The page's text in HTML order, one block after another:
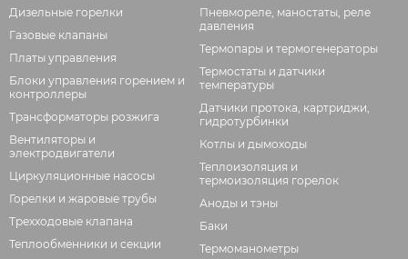
Дизельные горелки
Газовые клапаны
Платы управления
Блоки управления горением и
контроллеры
Трансформаторы розжига
Вентиляторы и
электродвигатели
Циркуляционные насосы
Горелки и жаровые трубы
Трехходовые клапана
Теплообменники и секции
Пневмореле, маностаты, реле
давления
Термопары и термогенераторы
Термостаты и датчики
температуры
Датчики протока, картриджи,
гидротурбинки
Котлы и дымоходы
Теплоизоляция и
термоизоляция горелок
Аноды и тэны
Баки
Термоманометры